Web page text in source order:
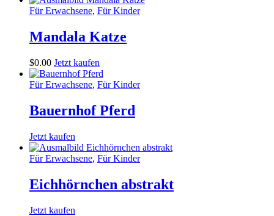
Für Erwachsene, Für Kinder
Mandala Katze
$0.00 Jetzt kaufen
Für Erwachsene, Für Kinder
Bauernhof Pferd
Jetzt kaufen
Für Erwachsene, Für Kinder
Eichhörnchen abstrakt
Jetzt kaufen